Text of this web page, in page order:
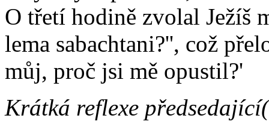
O třetí hodině zvolal Ježíš
lema sabachtani?'', což
můj, proč jsi mě opustil?'
Krátká reflexe